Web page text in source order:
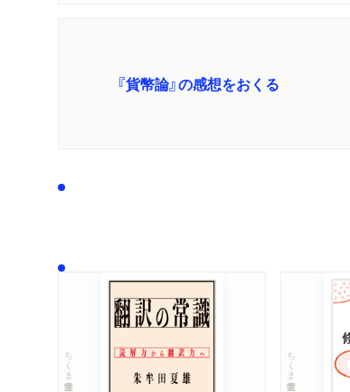
『貨幣論』の感想をおくる
ちくま学芸文庫 ちくま学芸文庫